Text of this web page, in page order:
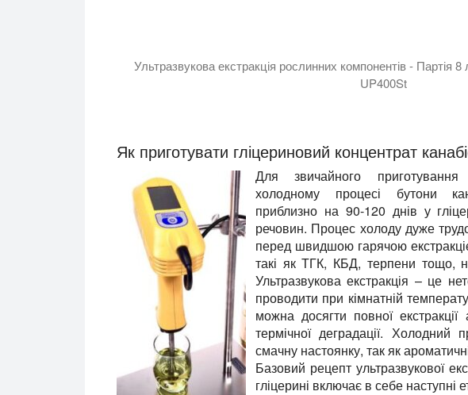
Ультразвукова екстракція рослинних компонентів - Партія 8
UP400St
Ультразвуковий гомогенізатор UP400St для
Як приготувати гліцериновий концентрат
Для звичайного
холодному процесі бутони
приблизно на 90-120 днів у
речовин. Процес холоду дуже
перед швидшою гарячою
такі як ТГК, КБД, терпени тощо,
Ультразвукова екстракція – це
проводити при кімнатній
можна досягти повної
термічної деградації. Холодний
смачну настоянку, так як
Базовий рецепт ультразвукової
гліцерині включає в себе наступні